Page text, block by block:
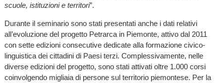
scuole, istituzioni e territori”.
Durante il seminario sono stati presentati anche i dati relativi
all’evoluzione del progetto Petrarca in Piemonte, attivo dal 2011
con sette edizioni consecutive dedicate alla formazione civico-
linguistica dei cittadini di Paesi terzi. Complessivamente, nelle
diverse edizioni del progetto, sono stati attivati oltre 1.000 corsi
coinvolgendo migliaia di persone sul territorio piemontese. Per la